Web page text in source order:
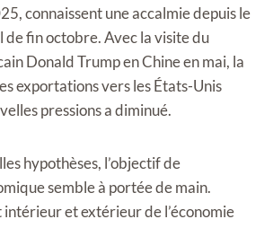
connaissent une accalmie depuis le
fin octobre. Avec la visite du
Donald Trump en Chine en mai, la
exportations vers les États-Unis
pressions a diminué.
hypothèses, l’objectif de
semble à portée de main.
intérieur et extérieur de l’économie